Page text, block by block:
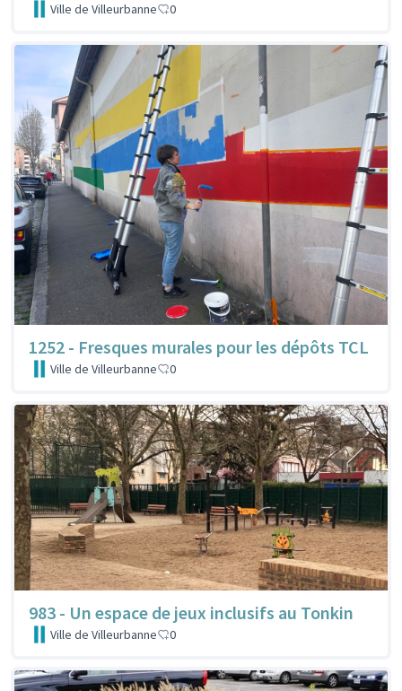
Ville de Villeurbanne 0
1252 - Fresques murales pour les dépôts TCL
Ville de Villeurbanne 0
983 - Un espace de jeux inclusifs au Tonkin
Ville de Villeurbanne 0